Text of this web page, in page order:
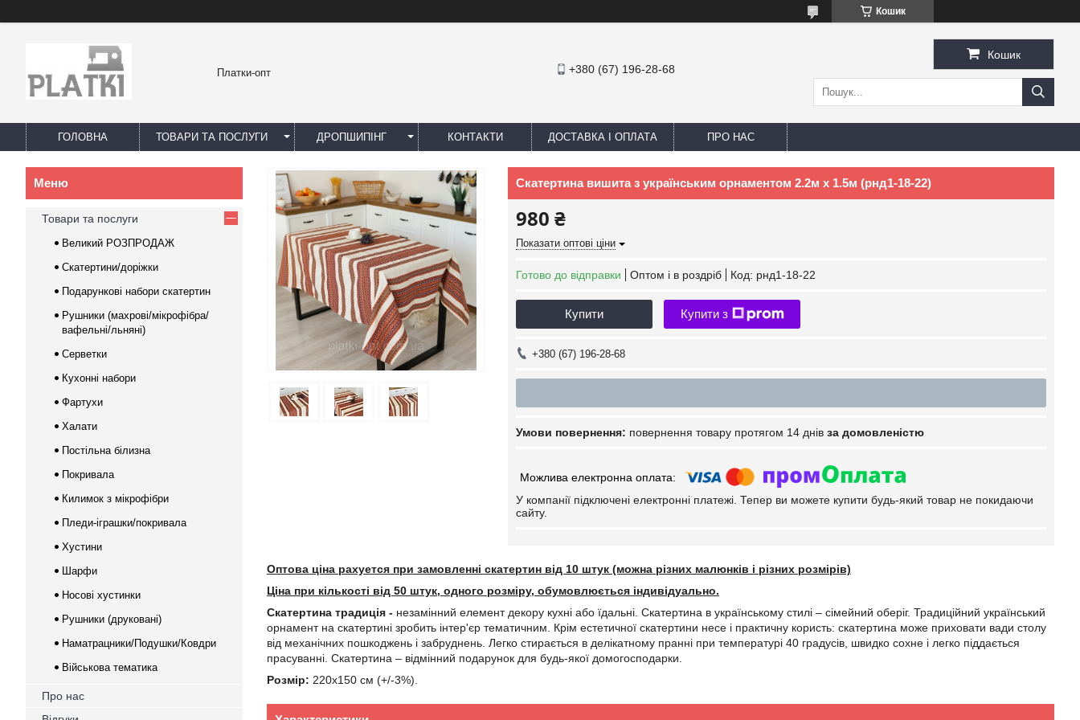
Кошик
Платки-опт +380 (67) 196-28-68
Кошик
ГОЛОВНА ТОВАРИ ТА ПОСЛУГИ ДРОПШИПІНГ КОНТАКТИ ДОСТАВКА І ОПЛАТА ПРО НАС
Скатертина вишита з українським орнаментом 2.2м х 1.5м (рнд1-18-22)
980 ₴
Показати оптові ціни
Готово до відправки Оптом і в роздріб Код: рнд1-18-22
Купити Купити з
+380 (67) 196-28-68
повернення товару протягом 14 днів за домовленістю
У компанії підключені електронні платежі. Тепер ви можете купити будь-який товар не покидаючи
сайту.
Оптова ціна рахуется при замовленні скатертин від 10 штук (можна різних малюнків і різних розмірів)
Ціна при кількості від 50 штук, одного розміру, обумовлюється індивідуально.
Скатертина традиція - незамінний елемент декору кухні або їдальні. Скатертина в українському стилі – сімейний оберіг. Традиційний український
орнамент на скатертині зробить інтер'єр тематичним. Крім естетичної скатертини несе і практичну користь: скатертина може приховати вади столу
від механічних пошкоджень і забруднень. Легко стирається в делікатному пранні при температурі 40 градусів, швидко сохне і легко піддається
прасуванні. Скатертина – відмінний подарунок для будь-якої домогосподарки.
Розмір: 220х150 см (+/-3%).
Товари та послуги
Великий РОЗПРОДАЖ
Скатертини/доріжки
Подарункові набори скатертин
Рушники (махрові/мікрофібра/
вафельні/льняні)
Серветки
Кухонні набори
Фартухи
Халати
Постільна білизна
Покривала
Килимок з мікрофібри
Пледи-іграшки/покривала
Хустини
Шарфи
Носові хустинки
Рушники (друковані)
Наматрацники/Подушки/Ковдри
Військова тематика
Про нас